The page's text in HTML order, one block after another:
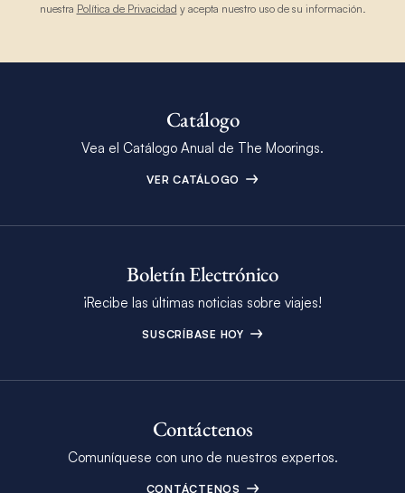
nuestra Política de Privacidad y acepta nuestro uso de su información.
Catálogo
Vea el Catálogo Anual de The Moorings.
VER CATÁLOGO
Boletín Electrónico
¡Recibe las últimas noticias sobre viajes!
SUSCRÍBASE HOY
Contáctenos
Comuníquese con uno de nuestros expertos.
CONTÁCTENOS